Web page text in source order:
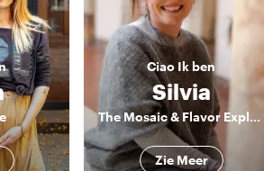
Ciao Ik ben
Silvia
The Mosaic & Flavor Explorer
Zie Meer